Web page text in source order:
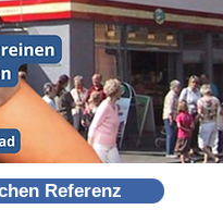
Referenz